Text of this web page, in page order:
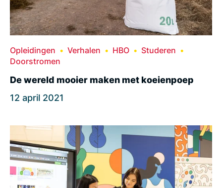
Opleidingen Verhalen HBO
Studeren
Doorstromen
De wereld mooier maken met koeienpoep
12 april 2021